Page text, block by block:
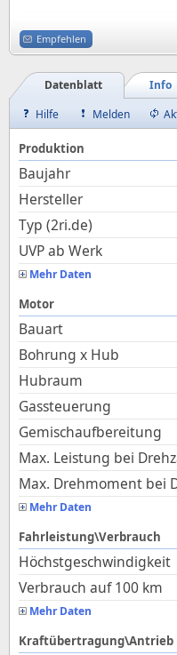
Empfehlen
Info
Datenblatt
Hilfe
Melden
Produktion
Baujahr
Hersteller
Typ (2ri.de)
UVP ab Werk
Mehr Daten
Motor
Bauart
Bohrung x Hub
Hubraum
Gassteuerung
Gemischaufbereitung
Max. Leistung bei
Max. Drehmoment bei
Mehr Daten
Fahrleistung\Verbrauch
Höchstgeschwindigkeit
Verbrauch auf 100 km
Mehr Daten
Kraftübertragung\Antrieb